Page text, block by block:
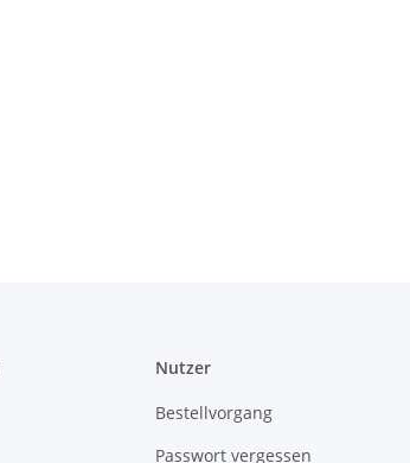
Nutzer
Bestellvorgang
Passwort vergessen